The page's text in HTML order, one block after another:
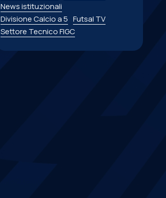
News istituzionali
Divisione Calcio a 5 Futsal TV
Settore Tecnico FIGC